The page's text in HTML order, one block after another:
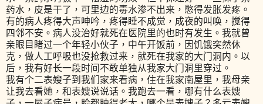
药水，皮是干了，可里边的毒水渗不出来，憋得发胀发疼。
有的病人疼得大声呻吟，疼得睡不成觉，成夜的叫唤，搅得
四邻不安。病人没治好就死在医院里的也时有发生。我就曾
亲眼目睹过一个年轻小伙子，中午开饭前，因饥饿突然休
克，做人工呼吸也没抢救过来，就死在我家的大门洞内。以
后，我有好长一段时间不敢单独从我家大门洞里穿过。
我有个二表嫂子到我们家来看病，住在我家南屋里，我母亲
让我去看她，和表嫂说说话。我跑去一看，哪有什么表嫂